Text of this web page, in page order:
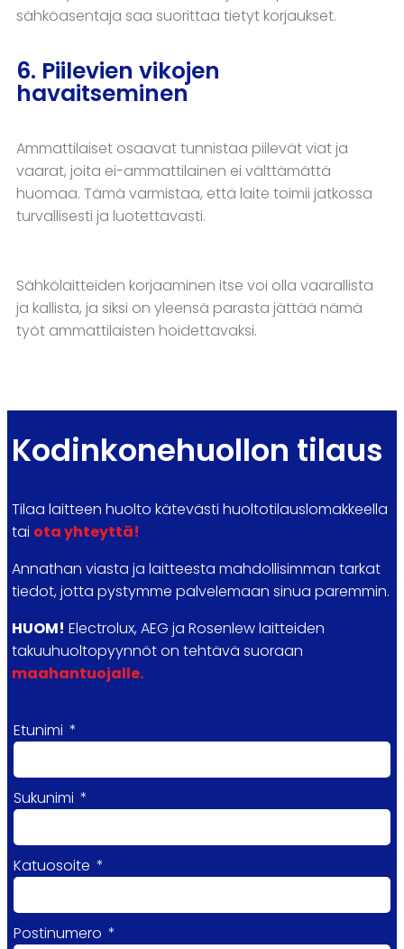
sähköasentaja saa suorittaa tietyt korjaukset.
6. Piilevien vikojen
havaitseminen
Ammattilaiset osaavat tunnistaa piilevät viat ja
vaarat, joita ei-ammattilainen ei välttämättä
huomaa. Tämä varmistaa, että laite toimii jatkossa
turvallisesti ja luotettavasti.
Sähkölaitteiden korjaaminen itse voi olla vaarallista
ja kallista, ja siksi on yleensä parasta jättää nämä
työt ammattilaisten hoidettavaksi.
Kodinkonehuollon tilaus
Tilaa laitteen huolto kätevästi huoltotilauslomakkeella
tai ota yhteyttä!
Annathan viasta ja laitteesta mahdollisimman tarkat
tiedot, jotta pystymme palvelemaan sinua paremmin.
HUOM! Electrolux, AEG ja Rosenlew laitteiden
takuuhuoltopyynnöt on tehtävä suoraan
maahantuojalle.
Etunimi
Sukunimi
Katuosoite
Postinumero